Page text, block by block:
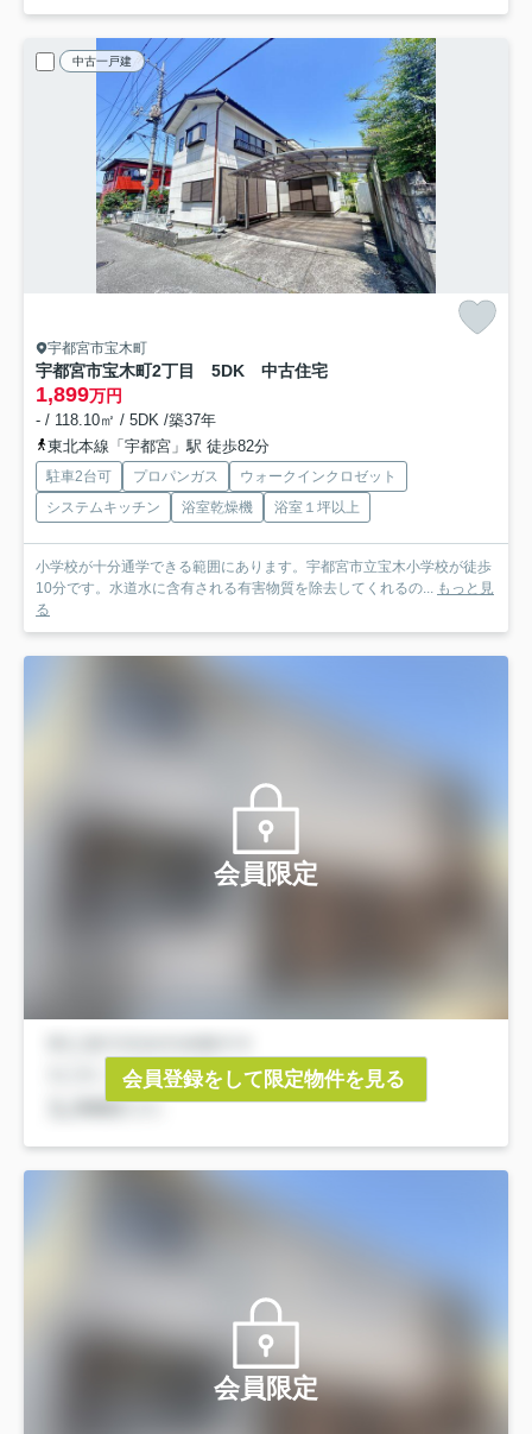
中古一戸建
宇都宮市宝木町
宇都宮市宝木町2丁目 5DK 中古住宅
1,899万円
- / 118.10㎡ / 5DK /築37年
東北本線「宇都宮」駅 徒歩82分
駐車2台可 プロパンガス
ウォークインクロゼット
システムキッチン
浴室乾燥機 浴室１坪以上
小学校が十分通学できる範囲にあります。宇都宮市立宝木小学校が徒歩
10分です。水道水に含有される有害物質を除去してくれるの... もっと見
る
会員限定
会員登録をして限定物件を見る
会員限定